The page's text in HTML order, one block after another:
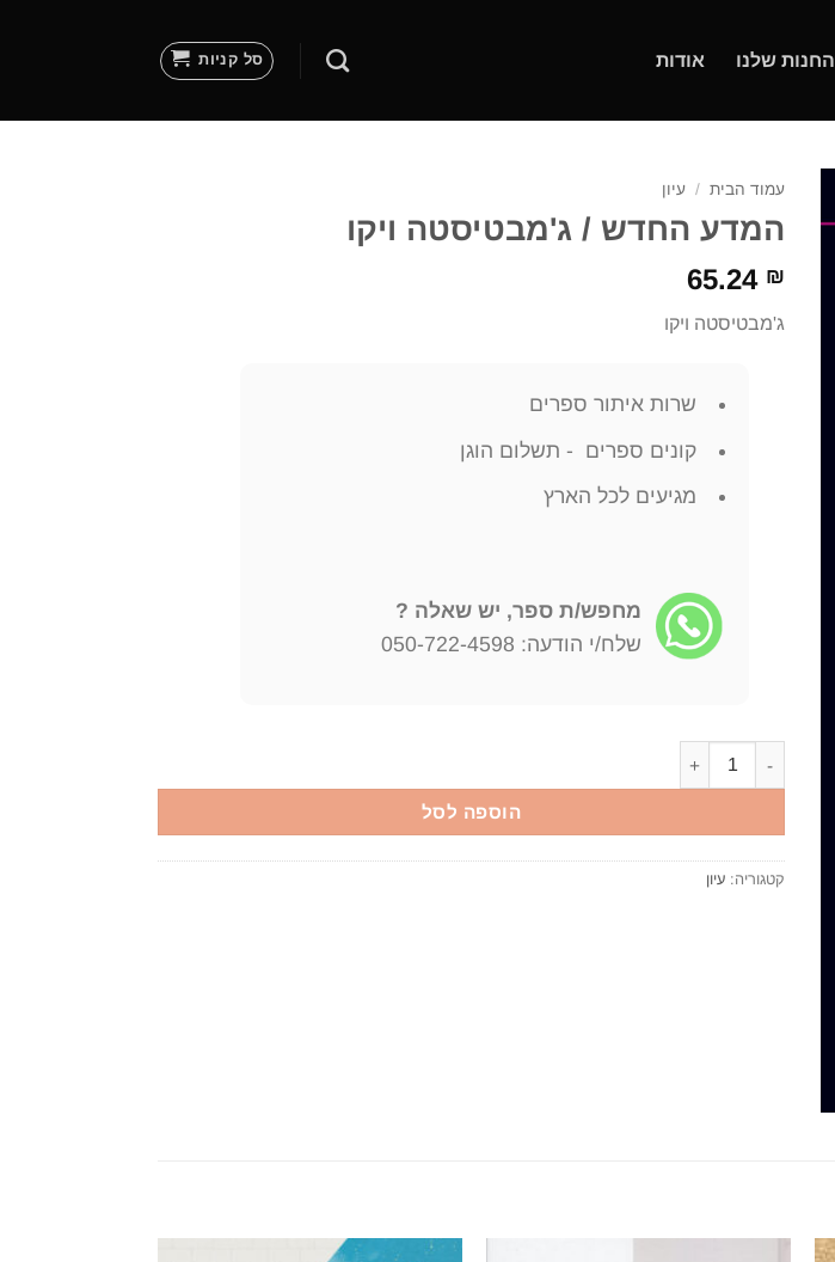
החנות שלנו אודות סל קניות
עמוד הבית / עיון
המדע החדש / ג'מבטיסטה ויקו
65.24 ₪
ג'מבטיסטה ויקו
שרות איתור ספרים
קונים ספרים - תשלום הוגן
מגיעים לכל הארץ
מחפש/ת ספר, יש שאלה ?
שלח/י הודעה: 050-722-4598
כמות של המדע החדש / ג'מבטיסטה ויקו
הוספה לסל
קטגוריה: עיון